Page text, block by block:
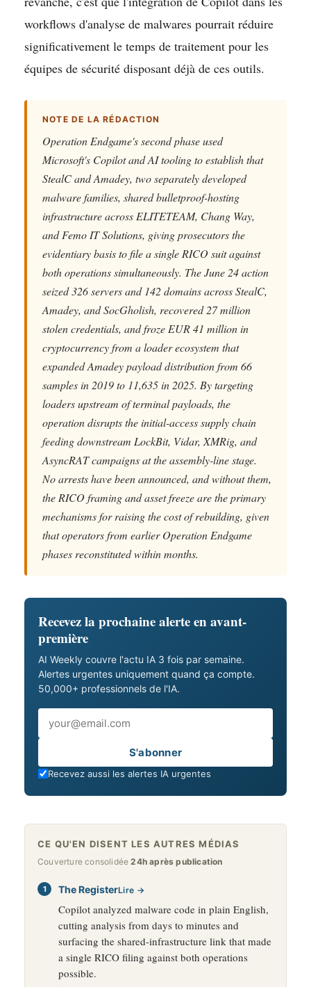
workflows d'analyse de malwares pourrait réduire
significativement le temps de traitement pour les
équipes de sécurité disposant déjà de ces outils.
NOTE DE LA RÉDACTION
Operation Endgame's second phase used
Microsoft's Copilot and AI tooling to establish that
StealC and Amadey, two separately developed
malware families, shared bulletproof-hosting
infrastructure across ELITETEAM, Chang Way,
and Femo IT Solutions, giving prosecutors the
evidentiary basis to file a single RICO suit against
both operations simultaneously. The June 24 action
seized 326 servers and 142 domains across StealC,
Amadey, and SocGholish, recovered 27 million
stolen credentials, and froze EUR 41 million in
cryptocurrency from a loader ecosystem that
expanded Amadey payload distribution from 66
samples in 2019 to 11,635 in 2025. By targeting
loaders upstream of terminal payloads, the
operation disrupts the initial-access supply chain
feeding downstream LockBit, Vidar, XMRig, and
AsyncRAT campaigns at the assembly-line stage.
No arrests have been announced, and without them,
the RICO framing and asset freeze are the primary
mechanisms for raising the cost of rebuilding, given
that operators from earlier Operation Endgame
phases reconstituted within months.
Recevez la prochaine alerte en avant-
première
AI Weekly couvre l'actu IA 3 fois par semaine.
Alertes urgentes uniquement quand ça compte.
50,000+ professionnels de l'IA.
S'abonner
Recevez aussi les alertes IA urgentes
CE QU'EN DISENT LES AUTRES MÉDIAS
Couverture consolidée24h après publication
The RegisterLire →
Copilot analyzed malware code in plain English,
cutting analysis from days to minutes and
surfacing the shared-infrastructure link that made
a single RICO filing against both operations
possible.